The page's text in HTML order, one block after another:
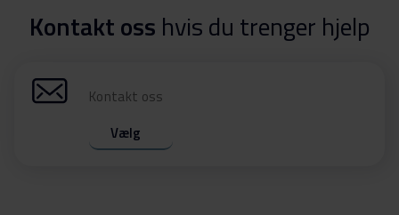
Kontakt oss hvis du trenger hjelp
Kontakt oss
Vælg